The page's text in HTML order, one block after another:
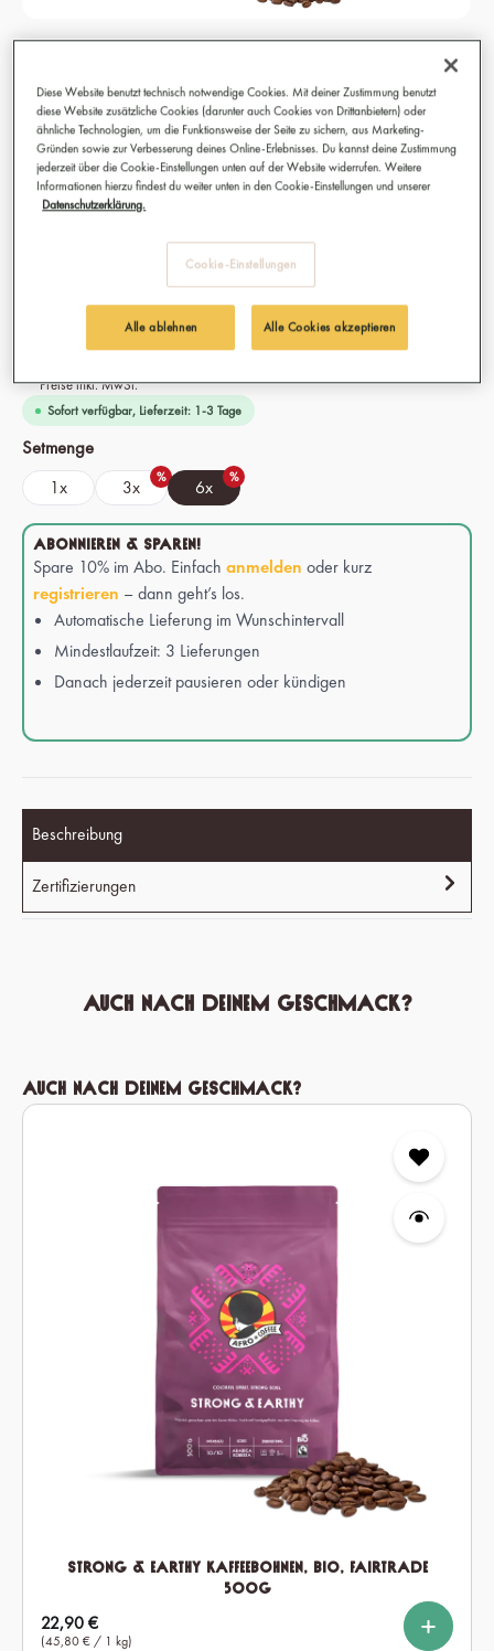
Fairtrade 6x 250g
Bester Kaffee für Espresso, Ristretto, Cappuccino, Caffè Latte
und Caffè Americano
Bestens geeignet für Vollautomat, Siebträgermaschine,
Filterkaffee, French Press und Espressokocher
Sorte: Arabica und Robusta Mischung
Intensität: 10/10
62,40 €(12.61% gespart)
Preise inkl. MwSt.
Sofort verfügbar, Lieferzeit: 1-3 Tage
Setmengeauswählen
1x 3x % 6x %
ABONNIEREN & SPAREN!
Spare 10% im Abo. Einfach anmelden oder kurz
registrieren – dann geht’s los.
Automatische Lieferung im Wunschintervall
Mindestlaufzeit: 3 Lieferungen
Danach jederzeit pausieren oder kündigen
Beschreibung
Zertifizierungen
Auch nach deinem Geschmack?
Produktgalerie überspringen
Auch nach deinem Geschmack?
Strong & Earthy Kaffeebohnen, Bio, Fairtrade
500g
Setmenge
1x
(45,80 € / 1 kg)
Regulärer Preis:
22,90 €
Diese Website benutzt technisch notwendige Cookies. Mit deiner Zustimmung benutzt
diese Website zusätzliche Cookies (darunter auch Cookies von Drittanbietern) oder
ähnliche Technologien, um die Funktionsweise der Seite zu sichern, aus Marketing-
Gründen sowie zur Verbesserung deines Online-Erlebnisses. Du kannst deine Zustimmung
jederzeit über die Cookie-Einstellungen unten auf der Website widerrufen. Weitere
Informationen hierzu findest du weiter unten in den Cookie-Einstellungen und unserer
Datenschutzerklärung.
Cookie-Einstellungen
Alle ablehnen Alle Cookies akzeptieren